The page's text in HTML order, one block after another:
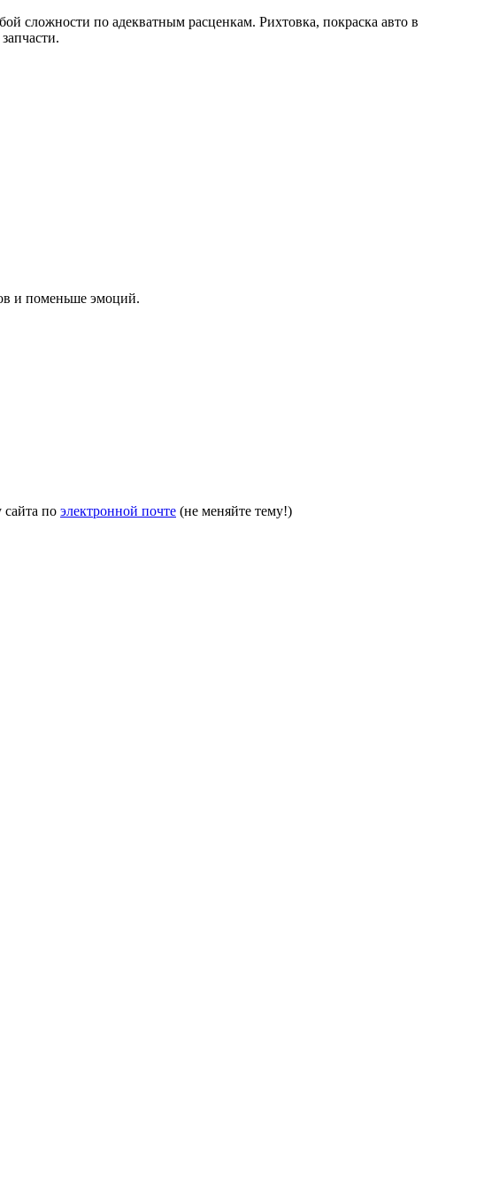
сложности по адекватным расценкам. Рихтовка, покраска авто в
и поменьше эмоций.
по электронной почте (не меняйте тему!)